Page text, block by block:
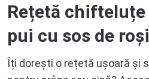
Rețetă chifteluțe
pui cu sos de
Îți dorești o rețetă ușoară și